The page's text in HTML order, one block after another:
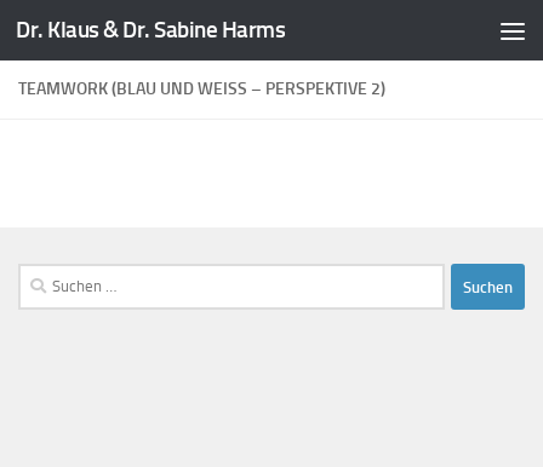
Zum Inhalt springen
Dr. Klaus & Dr. Sabine Harms
TEAMWORK (BLAU UND WEISS – PERSPEKTIVE 2)
Suchen
nach: